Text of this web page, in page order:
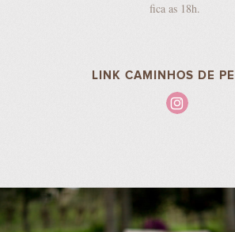
fica as 18h.
LINK CAMINHOS DE